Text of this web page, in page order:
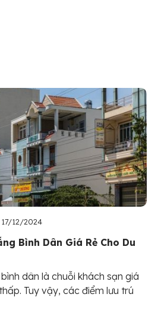
17/12/2024
Bình Dân Giá Rẻ Cho Du
dân là chuỗi khách sạn giá
Tuy vậy, các điểm lưu trú